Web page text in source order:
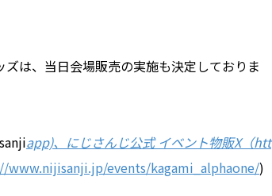
は、当日会場販売の実施も決定しておりま
app)、にじさんじ公式 イベント物販X（htt
www.nijisanji.jp/events/kagami_alphaone/)